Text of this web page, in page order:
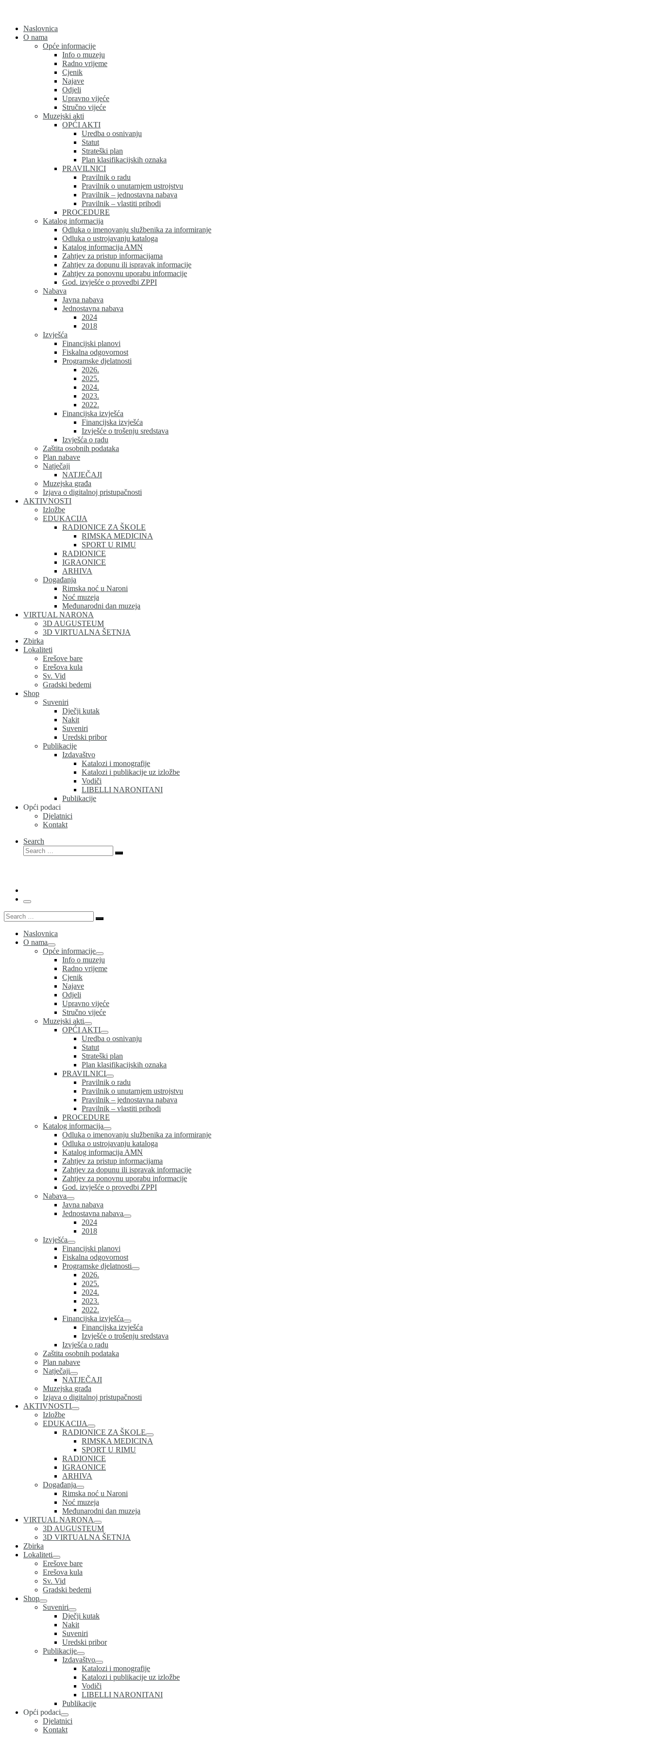
contentNaslovnica
O nama
Opće informacije
Info o muzeju
Radno vrijeme
Cjenik
Najave
Odjeli
Upravno vijeće
Stručno vijeće
Muzejski akti
OPĆI AKTI
Uredba o osnivanju
Statut
Strateški plan
Plan klasifikacijskih oznaka
PRAVILNICI
Pravilnik o radu
Pravilnik o unutarnjem ustrojstvu
Pravilnik – jednostavna nabava
Pravilnik – vlastiti prihodi
PROCEDURE
Katalog informacija
Odluka o imenovanju službenika za informiranje
Odluka o ustrojavanju kataloga
Katalog informacija AMN
Zahtjev za pristup informacijama
Zahtjev za dopunu ili ispravak informacije
Zahtjev za ponovnu uporabu informacije
God. izvješće o provedbi ZPPI
Nabava
Javna nabava
Jednostavna nabava
2024
2018
Izvješća
Financijski planovi
Fiskalna odgovornost
Programske djelatnosti
2026.
2025.
2024.
2023.
2022.
Financijska izvješća
Financijska izvješća
Izvješće o trošenju sredstava
Izvješća o radu
Zaštita osobnih podataka
Plan nabave
Natječaji
NATJEČAJI
Muzejska građa
Izjava o digitalnoj pristupačnosti
AKTIVNOSTI
Izložbe
EDUKACIJA
RADIONICE ZA ŠKOLE
RIMSKA MEDICINA
SPORT U RIMU
RADIONICE
IGRAONICE
ARHIVA
Događanja
Rimska noć u Naroni
Noć muzeja
Međunarodni dan muzeja
VIRTUAL NARONA
3D AUGUSTEUM
3D VIRTUALNA ŠETNJA
Zbirka
Lokaliteti
Erešove bare
Erešova kula
Sv. Vid
Gradski bedemi
Shop
Suveniri
Dječji kutak
Nakit
Suveniri
Uredski pribor
Publikacije
Izdavaštvo
Katalozi i monografije
Katalozi i publikacije uz izložbe
Vodiči
LIBELLI NARONITANI
Publikacije
Opći podaci
Djelatnici
Kontakt
Search
Search
Search
Menu
Search
Search
Naslovnica
O nama
Opće informacije
Info o muzeju
Radno vrijeme
Cjenik
Najave
Odjeli
Upravno vijeće
Stručno vijeće
Muzejski akti
OPĆI AKTI
Uredba o osnivanju
Statut
Strateški plan
Plan klasifikacijskih oznaka
PRAVILNICI
Pravilnik o radu
Pravilnik o unutarnjem ustrojstvu
Pravilnik – jednostavna nabava
Pravilnik – vlastiti prihodi
PROCEDURE
Katalog informacija
Odluka o imenovanju službenika za informiranje
Odluka o ustrojavanju kataloga
Katalog informacija AMN
Zahtjev za pristup informacijama
Zahtjev za dopunu ili ispravak informacije
Zahtjev za ponovnu uporabu informacije
God. izvješće o provedbi ZPPI
Nabava
Javna nabava
Jednostavna nabava
2024
2018
Izvješća
Financijski planovi
Fiskalna odgovornost
Programske djelatnosti
2026.
2025.
2024.
2023.
2022.
Financijska izvješća
Financijska izvješća
Izvješće o trošenju sredstava
Izvješća o radu
Zaštita osobnih podataka
Plan nabave
Natječaji
NATJEČAJI
Muzejska građa
Izjava o digitalnoj pristupačnosti
AKTIVNOSTI
Izložbe
EDUKACIJA
RADIONICE ZA ŠKOLE
RIMSKA MEDICINA
SPORT U RIMU
RADIONICE
IGRAONICE
ARHIVA
Događanja
Rimska noć u Naroni
Noć muzeja
Međunarodni dan muzeja
VIRTUAL NARONA
3D AUGUSTEUM
3D VIRTUALNA ŠETNJA
Zbirka
Lokaliteti
Erešove bare
Erešova kula
Sv. Vid
Gradski bedemi
Shop
Suveniri
Dječji kutak
Nakit
Suveniri
Uredski pribor
Publikacije
Izdavaštvo
Katalozi i monografije
Katalozi i publikacije uz izložbe
Vodiči
LIBELLI NARONITANI
Publikacije
Opći podaci
Djelatnici
Kontakt